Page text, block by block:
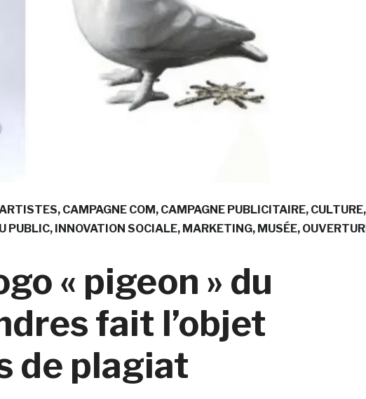
CAMPAGNE COM CAMPAGNE PUBLICITAIRE CULTURE
PUBLIC INNOVATION SOCIALE MARKETING MUSÉE
« pigeon » du
fait l’objet
de plagiat